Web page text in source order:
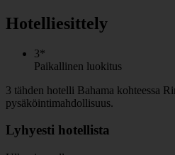
Hotelliesittely
3*
Paikallinen luokitus
3 tähden hotelli Bahama kohteessa
pysäköintimahdollisuus.
Lyhyesti hotellista